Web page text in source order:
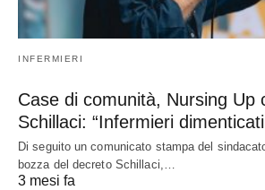
INFERMIERI
Case di comunità, Nursing Up
Schillaci: “Infermieri
Di seguito un comunicato stampa del
bozza del decreto Schillaci,…
3 mesi fa